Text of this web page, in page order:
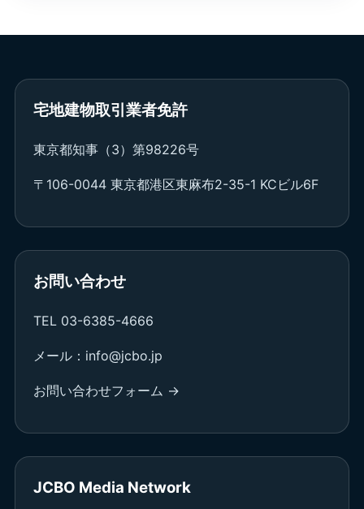
宅地建物取引業者免許
東京都知事（3）第98226号
〒106-0044 東京都港区東麻布2-35-1 KCビル6F
お問い合わせ
TEL 03-6385-4666
メール：info@jcbo.jp
お問い合わせフォーム →
JCBO Media Network